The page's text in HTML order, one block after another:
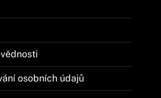
osobních údajů